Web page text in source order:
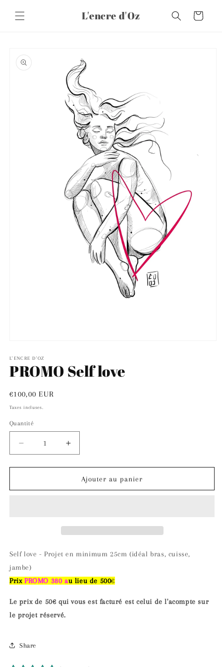
passer
au
L'encre d'Oz Panier
informations
produits
média
1
dans
modale
L'ENCRE D'OZ
PROMO Self love
Prix
habituel
€100,00 EUR
Taxes incluses.
Quantité
Réduire
la
quantité
PROMO
Augmenter
la
quantité
PROMO
Ajouter au panier
Self love - Projet en minimum 25cm (idéal bras, cuisse,
jambe)
Prix PROMO 380 au lieu de 500€
Le prix de 50€ qui vous est facturé est celui de l'acompte sur
le projet réservé.
Share